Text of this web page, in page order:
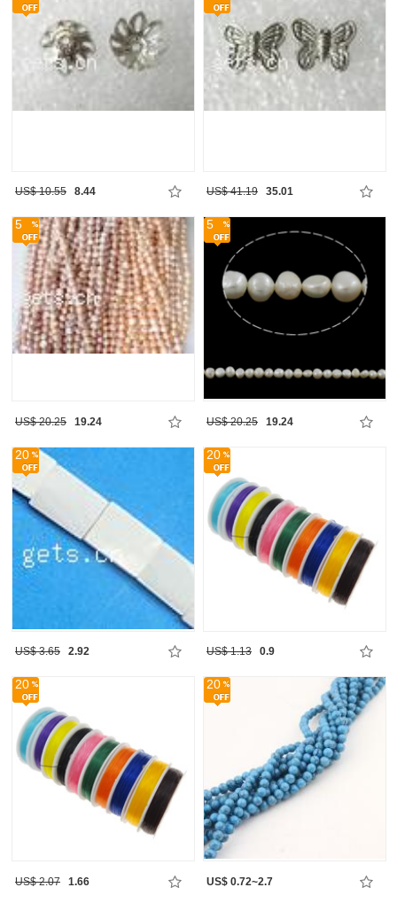
US$ 10.55 8.44 US$ 41.19 35.01
5
US$ 20.25 19.24
5
US$ 20.25 19.24
20
US$ 3.65 2.92
20
US$ 1.13 0.9
20
US$ 2.07 1.66
20
US$ 0.72~2.7